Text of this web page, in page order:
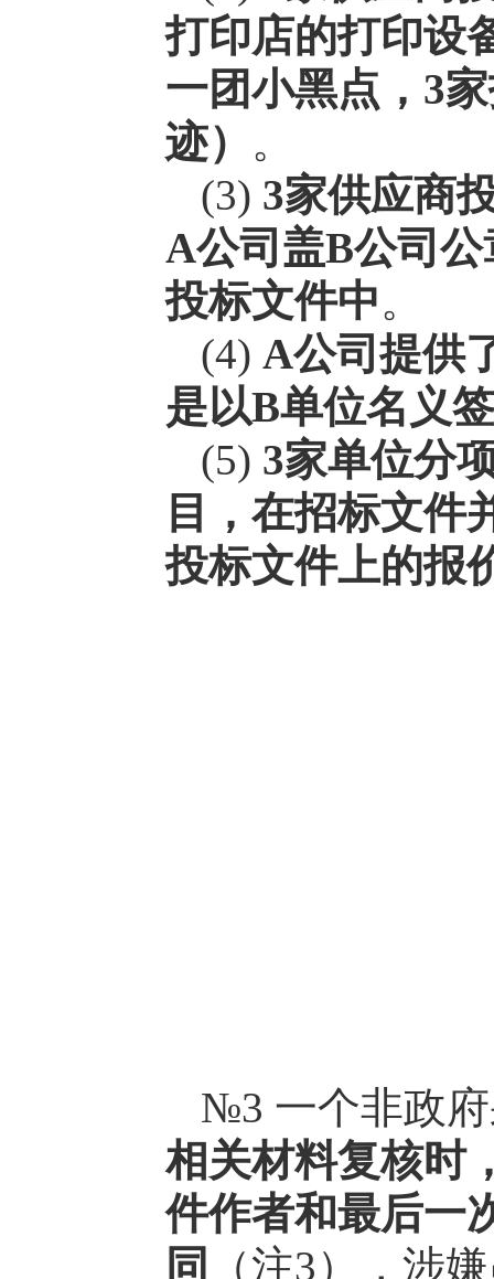
打印店的打印设
一团小黑点，3
迹） 。
(3) 3家供应商
A公司盖B公司
投标文件中。
(4) A公司提供
是以B单位名义
(5) 3家单位分
目，在招标文件
投标文件上的报
№3 一个非政
相关材料复核时
件作者和最后一
同
（注3），涉